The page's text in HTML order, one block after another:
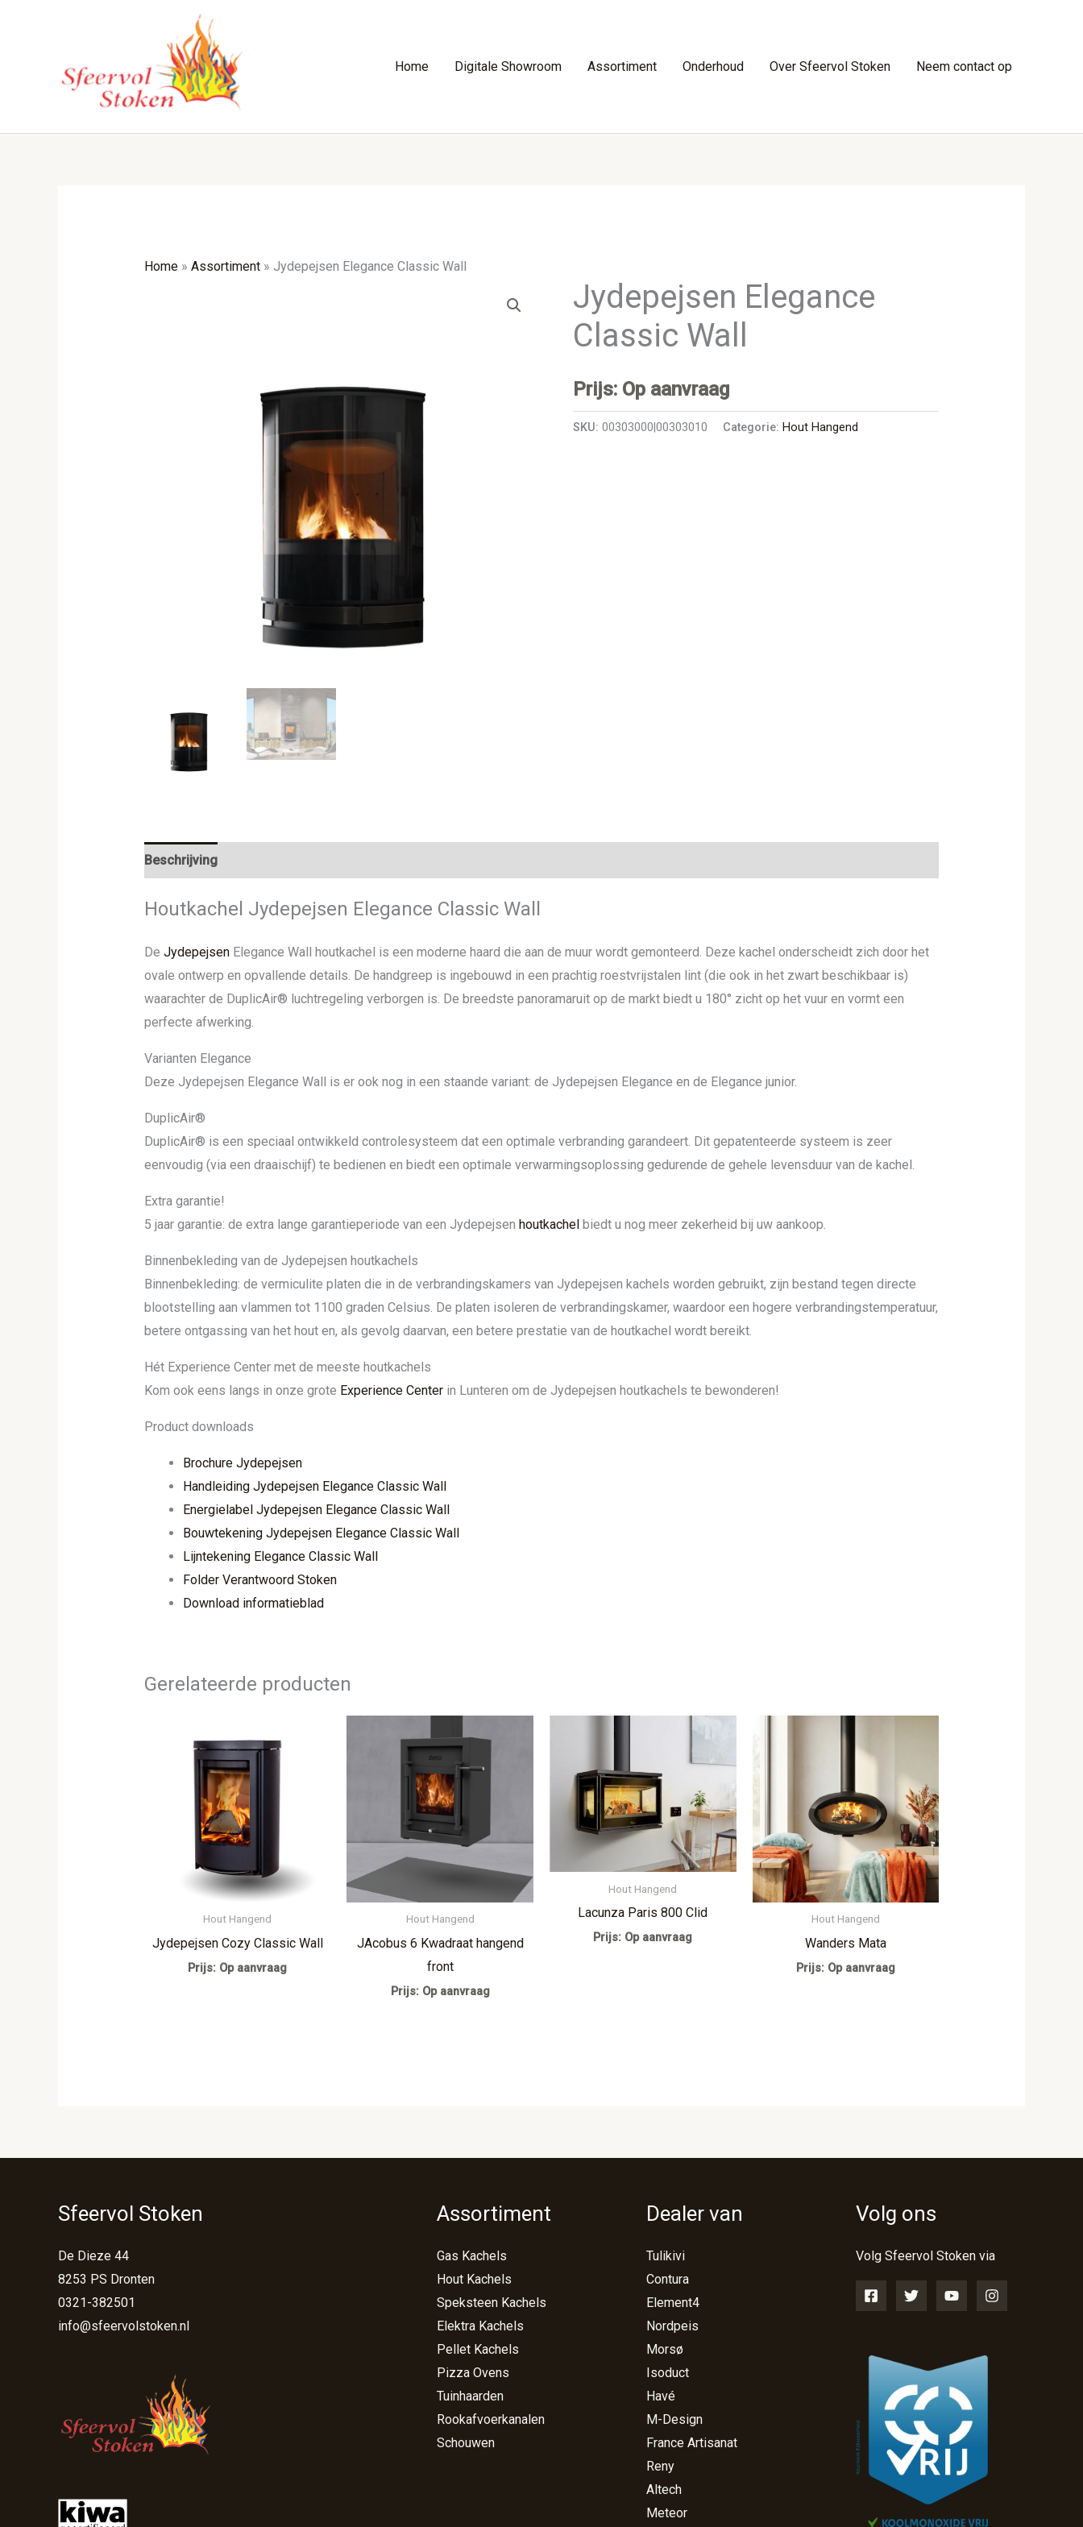
Home Digitale Showroom Assortiment Onderhoud Over Sfeervol Stoken Neem contact op
Home» Assortiment» Jydepejsen Elegance Classic Wall
Jydepejsen Elegance
Classic Wall
Prijs: Op aanvraag
SKU:00303000|00303010 Categorie: Hout Hangend
Beschrijving
Houtkachel Jydepejsen Elegance Classic Wall
De JydepejsenElegance Wall houtkachel is een moderne haard die aan de muur wordt gemonteerd. Deze kachel onderscheidt zich door het
ovale ontwerp en opvallende details. De handgreep is ingebouwd in een prachtig roestvrijstalen lint (die ook in het zwart beschikbaar is)
waarachter de DuplicAir® luchtregeling verborgen is. De breedste panoramaruit op de markt biedt u 180° zicht op het vuur en vormt een
perfecte afwerking.
Varianten Elegance
Deze Jydepejsen Elegance Wall is er ook nog in een staande variant: de Jydepejsen Elegance en de Elegance junior.
DuplicAir®
DuplicAir® is een speciaal ontwikkeld controlesysteem dat een optimale verbranding garandeert. Dit gepatenteerde systeem is zeer
eenvoudig (via een draaischijf) te bedienen en biedt een optimale verwarmingsoplossing gedurende de gehele levensduur van de kachel.
Extra garantie!
5 jaar garantie: de extra lange garantieperiode van een Jydepejsen houtkachel biedt u nog meer zekerheid bij uw aankoop.
Binnenbekleding van de Jydepejsen houtkachels
Binnenbekleding: de vermiculite platen die in de verbrandingskamers van Jydepejsen kachels worden gebruikt, zijn bestand tegen directe
blootstelling aan vlammen tot 1100 graden Celsius. De platen isoleren de verbrandingskamer, waardoor een hogere verbrandingstemperatuur,
betere ontgassing van het hout en, als gevolg daarvan, een betere prestatie van de houtkachel wordt bereikt.
Hét Experience Center met de meeste houtkachels
Kom ook eens langs in onze grote Experience Centerin Lunteren om de Jydepejsen houtkachels te bewonderen!
Product downloads
Brochure Jydepejsen
Handleiding Jydepejsen Elegance Classic Wall
Energielabel Jydepejsen Elegance Classic Wall
Bouwtekening Jydepejsen Elegance Classic Wall
Lijntekening Elegance Classic Wall
Folder Verantwoord Stoken
Download informatieblad
Gerelateerde producten
Hout Hangend
Jydepejsen Cozy Classic Wall
Prijs: Op aanvraag
Hout Hangend
JAcobus 6 Kwadraat hangend
front
Prijs: Op aanvraag
Hout Hangend
Lacunza Paris 800 Clid
Prijs: Op aanvraag
Hout Hangend
Wanders Mata
Prijs: Op aanvraag
Sfeervol Stoken
De Dieze 44
8253 PS Dronten
0321-382501
info@sfeervolstoken.nl
Assortiment
Gas Kachels
Hout Kachels
Speksteen Kachels
Elektra Kachels
Pellet Kachels
Pizza Ovens
Tuinhaarden
Rookafvoerkanalen
Schouwen
Dealer van
Tulikivi
Contura
Element4
Nordpeis
Morsø
Isoduct
Havé
M-Design
France Artisanat
Reny
Altech
Meteor
Volg ons
Volg Sfeervol Stoken via